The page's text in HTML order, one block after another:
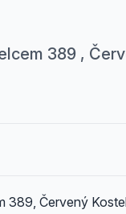
389 ,
389, Červený